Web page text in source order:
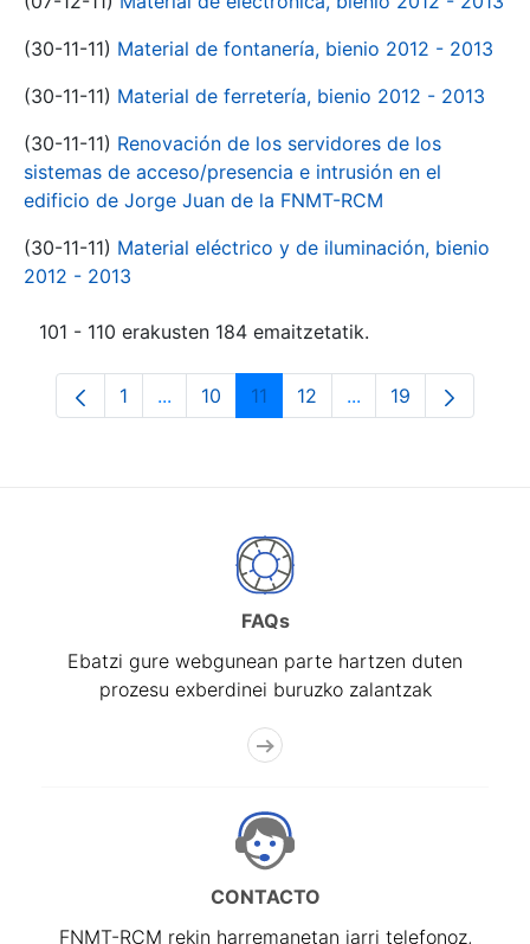
(30-11-11) Material de fontanería, bienio 2012 - 2013
(30-11-11) Material de ferretería, bienio 2012 - 2013
(30-11-11) Renovación de los servidores de los
sistemas de acceso/presencia e intrusión en el
edificio de Jorge Juan de la FNMT-RCM
(30-11-11) Material eléctrico y de iluminación, bienio
2012 - 2013
101 - 110 erakusten 184 emaitzetatik.
Orrialdea
1 ...Intermediate Pages Use TAB to navigate.
Orrialdea
10 Orrialdea
11 Orrialdea
12 ...Intermediate
Orrialdea
19
FAQs
Ebatzi gure webgunean parte hartzen duten
prozesu exberdinei buruzko zalantzak
CONTACTO
FNMT-RCM rekin harremanetan jarri telefonoz,